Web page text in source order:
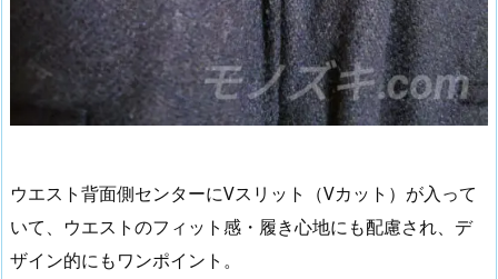
ウエスト背面側センターにVスリット（Vカット）が入って
いて、ウエストのフィット感・履き心地にも配慮され、デ
ザイン的にもワンポイント。